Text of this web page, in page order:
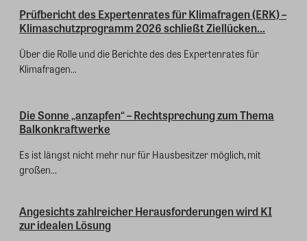
Prüfbericht des Expertenrates für Klimafragen (ERK) –
Klimaschutzprogramm 2026 schließt Ziellücken...
Über die Rolle und die Berichte des des Expertenrates für
Klimafragen...
Die Sonne „anzapfen“ – Rechtsprechung zum Thema
Balkonkraftwerke
Es ist längst nicht mehr nur für Hausbesitzer möglich, mit
großen...
Angesichts zahlreicher Herausforderungen wird KI
zur idealen Lösung